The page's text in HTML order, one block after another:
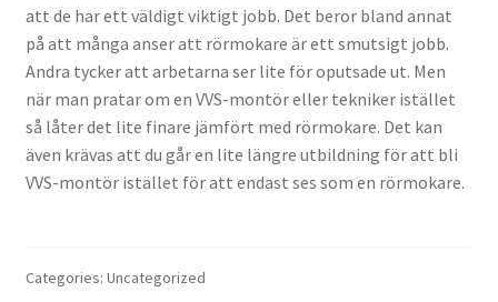
att de har ett väldigt viktigt jobb. Det beror bland annat
på att många anser att rörmokare är ett smutsigt jobb.
Andra tycker att arbetarna ser lite för oputsade ut. Men
när man pratar om en VVS-montör eller tekniker istället
så låter det lite finare jämfört med rörmokare. Det kan
även krävas att du går en lite längre utbildning för att bli
VVS-montör istället för att endast ses som en rörmokare.
Categories: Uncategorized